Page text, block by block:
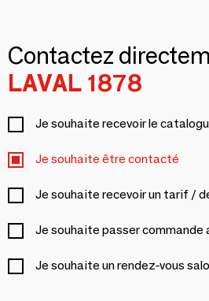
Contactez
LAVAL 1878
Je souhaite recevoir le
Je souhaite être contacté
Je souhaite recevoir un tarif /
Je souhaite passer commande
Je souhaite un rendez-vous